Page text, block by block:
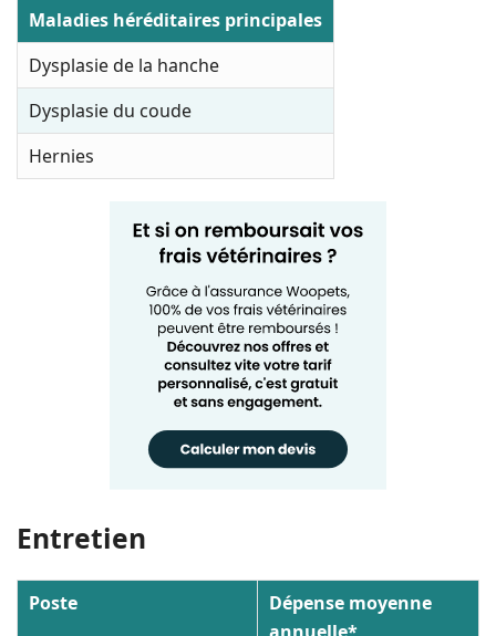
Maladies héréditaires principales
Dysplasie de la hanche
Dysplasie du coude
Hernies
Entretien
Poste
Dépense moyenne